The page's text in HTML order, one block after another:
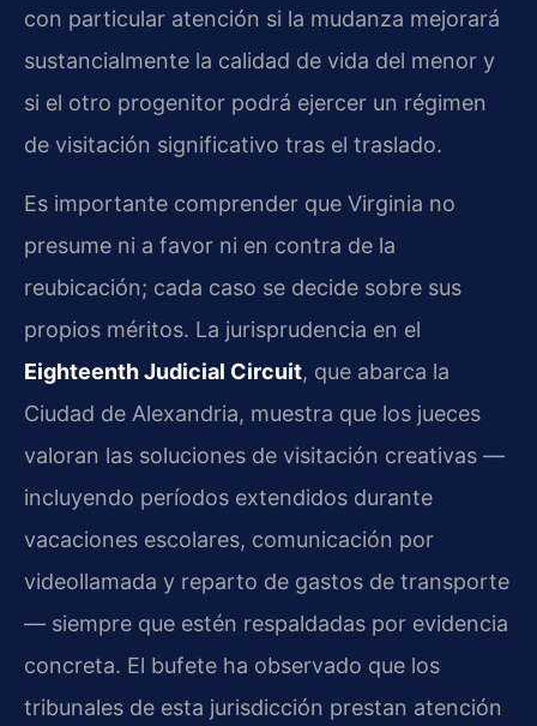
con particular atención si la mudanza mejorará
sustancialmente la calidad de vida del menor y
si el otro progenitor podrá ejercer un régimen
de visitación significativo tras el traslado.
Es importante comprender que Virginia no
presume ni a favor ni en contra de la
reubicación; cada caso se decide sobre sus
propios méritos. La jurisprudencia en el
Eighteenth Judicial Circuit, que abarca la
Ciudad de Alexandria, muestra que los jueces
valoran las soluciones de visitación creativas —
incluyendo períodos extendidos durante
vacaciones escolares, comunicación por
videollamada y reparto de gastos de transporte
— siempre que estén respaldadas por evidencia
concreta. El bufete ha observado que los
tribunales de esta jurisdicción prestan atención